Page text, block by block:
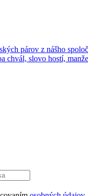
párov z nášho
chvál, slovo hostí,